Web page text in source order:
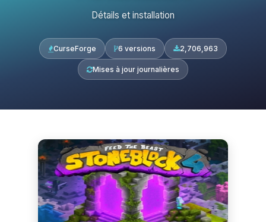
Détails et installation
CurseForge 6 versions 2,706,963
Mises à jour journalières